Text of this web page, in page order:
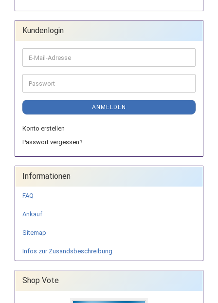
Kundenlogin
E-
Mail-
Adresse
Passwort
ANMELDEN
Konto erstellen
Passwort vergessen?
Informationen
FAQ
Ankauf
Sitemap
Infos zur Zusandsbeschreibung
Shop Vote